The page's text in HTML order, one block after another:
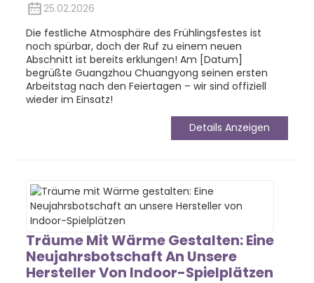
25.02.2026
Die festliche Atmosphäre des Frühlingsfestes ist
noch spürbar, doch der Ruf zu einem neuen
Abschnitt ist bereits erklungen! Am [Datum]
begrüßte Guangzhou Chuangyong seinen ersten
Arbeitstag nach den Feiertagen – wir sind offiziell
wieder im Einsatz!
Details Anzeigen
Träume Mit Wärme Gestalten: Eine
Neujahrsbotschaft An Unsere
Hersteller Von Indoor-Spielplätzen